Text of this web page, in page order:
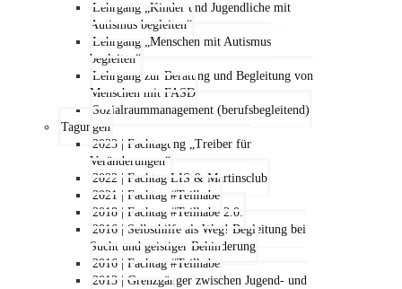
Lehrgang „Kinder und Jugendliche mit
Autismus begleiten“
Lehrgang „Menschen mit Autismus
begleiten“
Lehrgang zur Beratung und Begleitung von
Menschen mit FASD
Sozialraummanagement (berufsbegleitend)
Tagungen
2023 | Fachtagung „Treiber für
Veränderungen“
2022 | Fachtag LIS & Martinsclub
2021 | Fachtag #Teilhabe
2018 | Fachtag #Teilhabe 2.0.
2016 | Selbsthilfe als Weg! Begleitung bei
Sucht und geistiger Behinderung
2016 | Fachtag #Teilhabe
2013 | Grenzgänger zwischen Jugend- und